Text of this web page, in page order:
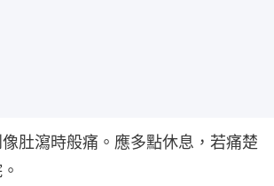
肚瀉時般痛。應多點休息，若痛楚